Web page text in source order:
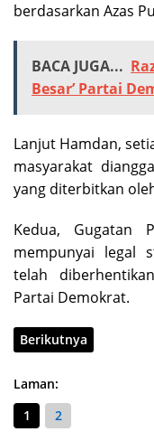
berdasarkan Azas
BACA JUGA...
Besar’ Partai
Lanjut Hamdan,
masyarakat
yang diterbitkan
Kedua, Gugatan
mempunyai legal
telah
Partai Demokrat.
Berikutnya
Laman:
1
2